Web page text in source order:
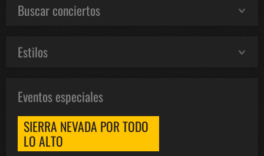
Buscar conciertos
Estilos
Eventos especiales
SIERRA NEVADA POR TODO
LO ALTO